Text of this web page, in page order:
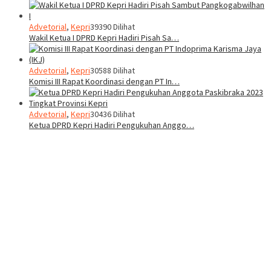
Advetorial, Kepri39390 Dilihat
Wakil Ketua I DPRD Kepri Hadiri Pisah Sa…
Advetorial, Kepri30588 Dilihat
Komisi III Rapat Koordinasi dengan PT In…
Advetorial, Kepri30436 Dilihat
Ketua DPRD Kepri Hadiri Pengukuhan Anggo…